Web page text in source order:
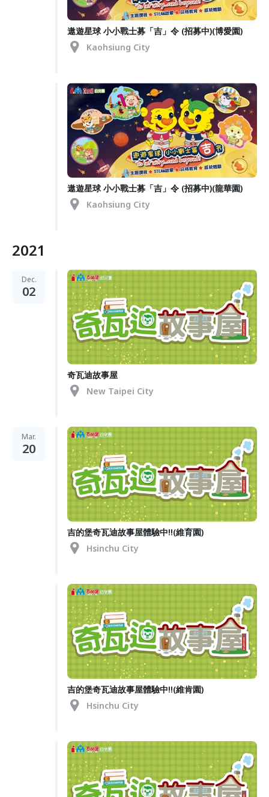
遨遊星球 小小戰士募「吉」令 (招募中)(博愛園)
Kaohsiung City
遨遊星球 小小戰士募「吉」令 (招募中)(龍華園)
Kaohsiung City
2021
Dec.
02
奇瓦迪故事屋
New Taipei City
Mar.
20
吉的堡奇瓦迪故事屋體驗中!!(維育園)
Hsinchu City
吉的堡奇瓦迪故事屋體驗中!!(維肯園)
Hsinchu City